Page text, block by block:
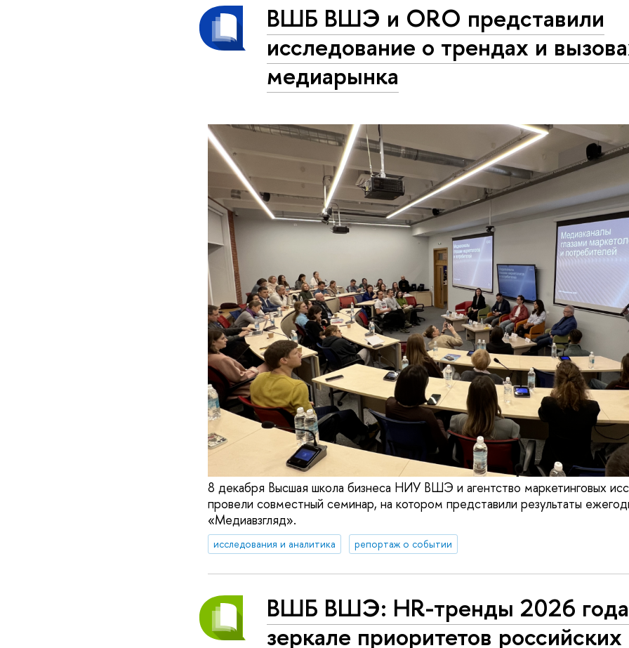
ВШБ ВШЭ и ORO представили
исследование о трендах и
медиарынка
8 декабря Высшая школа бизнеса НИУ ВШЭ и агентство маркетинговых
провели совместный семинар, на котором представили результаты
«Медиавзгляд».
исследования и аналитика репортаж о событии
ВШБ ВШЭ: HR-тренды 2026
зеркале приоритетов российских